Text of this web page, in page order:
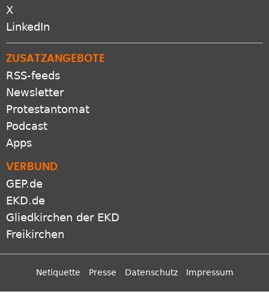
X
LinkedIn
ZUSATZANGEBOTE
RSS-feeds
Newsletter
Protestantomat
Podcast
Apps
VERBUND
GEP.de
EKD.de
Gliedkirchen der EKD
Freikirchen
Netiquette Presse Datenschutz Impressum